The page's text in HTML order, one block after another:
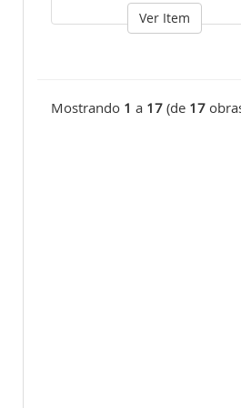
Ver Item
Mostrando 1 a 17 (de 17